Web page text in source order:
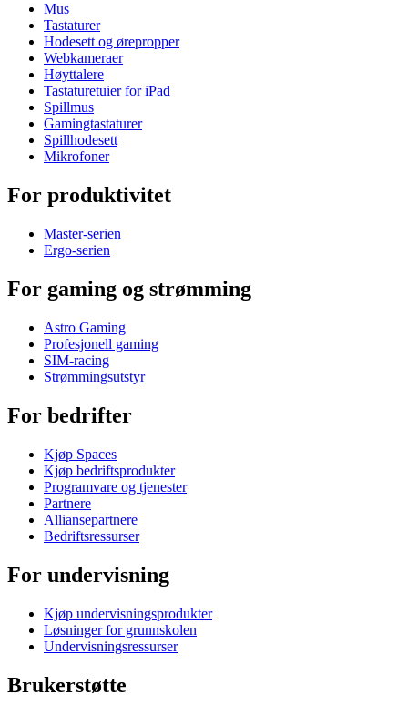
Mus
Tastaturer
Hodesett og ørepropper
Webkameraer
Høyttalere
Tastaturetuier for iPad
Spillmus
Gamingtastaturer
Spillhodesett
Mikrofoner
For produktivitet
Master-serien
Ergo-serien
For gaming og strømming
Astro Gaming
Profesjonell gaming
SIM-racing
Strømmingsutstyr
For bedrifter
Kjøp Spaces
Kjøp bedriftsprodukter
Programvare og tjenester
Partnere
Alliansepartnere
Bedriftsressurser
For undervisning
Kjøp undervisningsprodukter
Løsninger for grunnskolen
Undervisningsressurser
Brukerstøtte